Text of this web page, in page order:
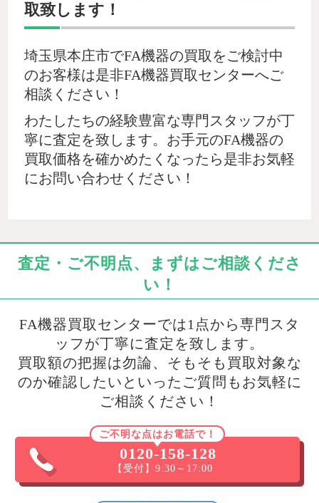
取致します！
埼玉県本庄市でFA機器の買取をご検討中
のお客様は是非FA機器買取センターへご
相談ください！
わたしたちの経験豊富な専門スタッフが丁
寧に査定を致します。お手元のFA機器の
買取価格を確かめたくなったら是非お気軽
にお問い合わせください！
査定・ご不明点、まずはご相談くださ
い！
FA機器買取センターでは1点から専門スタ
ッフが丁寧に査定を致します。
買取額の把握は勿論、そもそも買取対象な
のか確認したいといったご質問もお気軽に
ご相談ください！
ご不明な点はお電話で！
0120-158-128
【受付】9:30～17:00